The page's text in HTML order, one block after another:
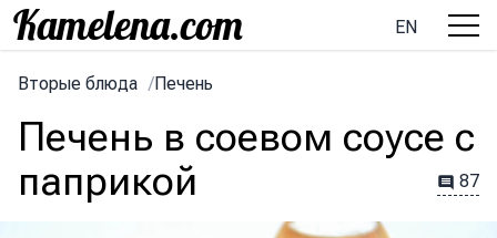
EN
Вторые блюда /Печень
Печень в соевом соусе с
паприкой
87